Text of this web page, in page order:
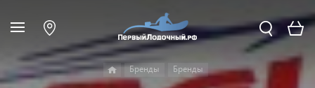
Бренды Бренды